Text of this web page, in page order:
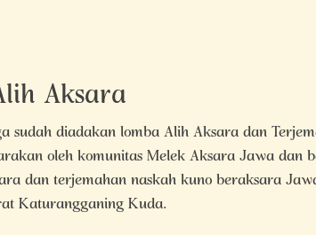
Aksara
sudah diadakan lomba Alih Aksara dan
oleh komunitas Melek Aksara Jawa dan
dan terjemahan naskah kuno beraksara
Katurangganing Kuda.